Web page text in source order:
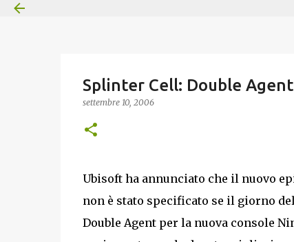
Splinter Cell: Double
settembre 10, 2006
Ubisoft ha annunciato che il nuovo
non è stato specificato se il giorno
Double Agent per la nuova console